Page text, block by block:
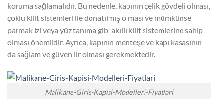
koruma sağlamalıdır. Bu nedenle, kapının çelik gövdeli olması,
çoklu kilit sistemleri ile donatılmış olması ve mümkünse
parmak izi veya yüz tanıma gibi akıllı kilit sistemlerine sahip
olması önemlidir. Ayrıca, kapının menteşe ve kapı kasasının
da sağlam ve güvenilir olması gerekmektedir.
Malikane-Giris-Kapisi-Modelleri-Fiyatlari